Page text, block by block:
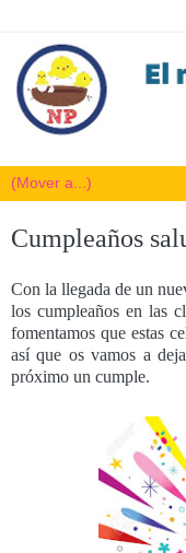
Cumpleaños
Con la llegada de un
los cumpleaños en las
fomentamos que estas
así que os vamos a
próximo un cumple.